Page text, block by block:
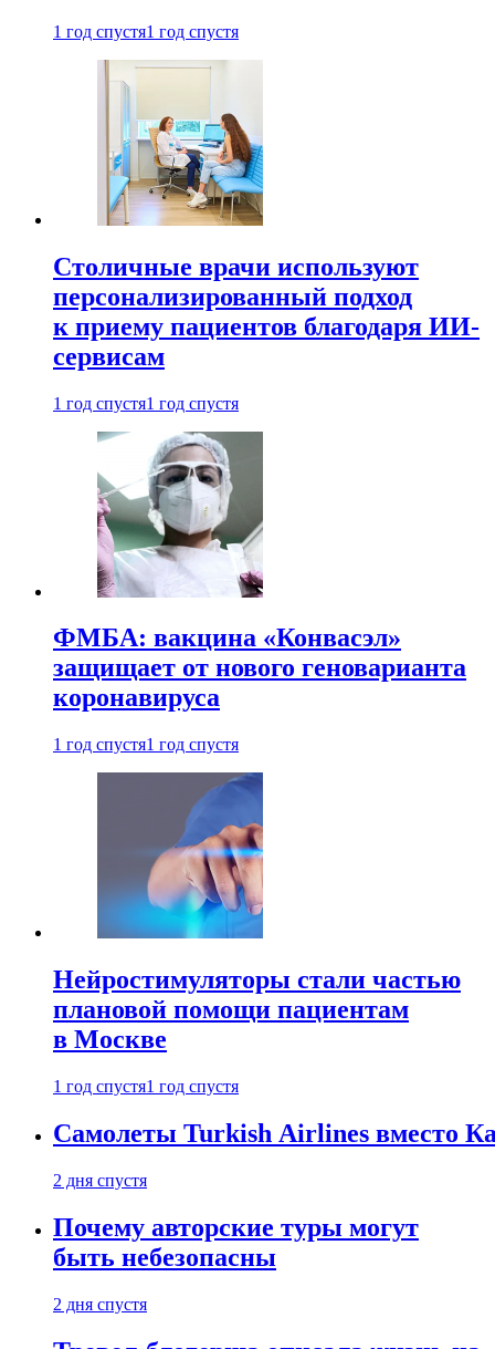
1 год спустя1 год спустя
Столичные врачи используют
персонализированный подход
к приему пациентов благодаря ИИ-
сервисам
1 год спустя1 год спустя
ФМБА: вакцина «Конвасэл»
защищает от нового геноварианта
коронавируса
1 год спустя1 год спустя
Нейростимуляторы стали частью
плановой помощи пациентам
в Москве
1 год спустя1 год спустя
Самолеты Turkish Airlines вместо
2 дня спустя
Почему авторские туры могут
быть небезопасны
2 дня спустя